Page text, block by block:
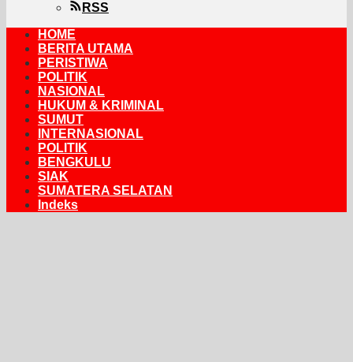
RSS
HOME
BERITA UTAMA
PERISTIWA
POLITIK
NASIONAL
HUKUM & KRIMINAL
SUMUT
INTERNASIONAL
POLITIK
BENGKULU
SIAK
SUMATERA SELATAN
Indeks